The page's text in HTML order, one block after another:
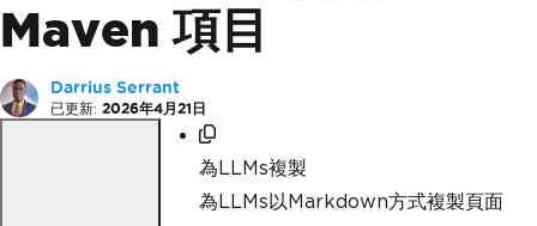
Maven 項目
Darrius Serrant
已更新: 2026年4月21日
為LLMs複製
為LLMs以Markdown方式複製頁面